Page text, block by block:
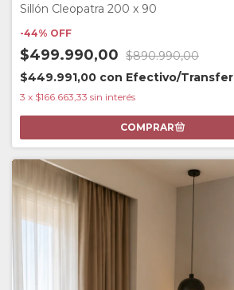
Sillón Cleopatra 200 x 90
-44% OFF
$499.990,00 $890.990,00
$449.991,00 con Efectivo/
3 x $166.663,33 sin interés